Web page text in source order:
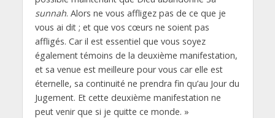
sunnah. Alors ne vous affligez pas de ce que je
vous ai dit ; et que vos cœurs ne soient pas
affligés. Car il est essentiel que vous soyez
également témoins de la deuxième manifestation,
et sa venue est meilleure pour vous car elle est
éternelle, sa continuité ne prendra fin qu’au Jour du
Jugement. Et cette deuxième manifestation ne
peut venir que si je quitte ce monde. »